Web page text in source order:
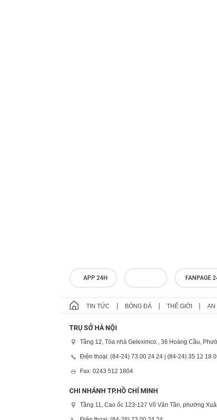
APP 24H FANPAGE
TIN TỨC BÓNG ĐÁ THẾ GIỚI AN
TRỤ SỞ HÀ NỘI
Tầng 12, Tòa nhà Geleximco , 36 Hoàng Cầu,
Điện thoại: (84-24) 73 00 24 24 | (84-24) 35 12 18
Fax: 0243 512 1804
CHI NHÁNH TP.HỒ CHÍ MINH
Tầng 11, Cao ốc 123-127 Võ Văn Tần, phường